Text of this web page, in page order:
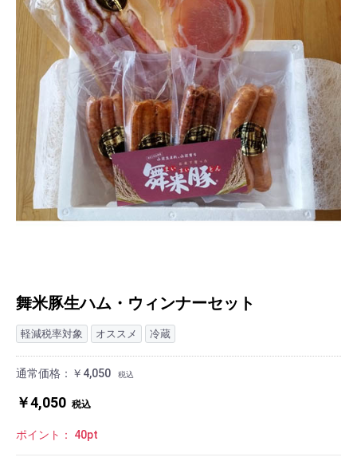
舞米豚生ハム・ウィンナーセット
軽減税率対象 オススメ 冷蔵
通常価格：￥4,050 税込
￥4,050 税込
ポイント： 40pt